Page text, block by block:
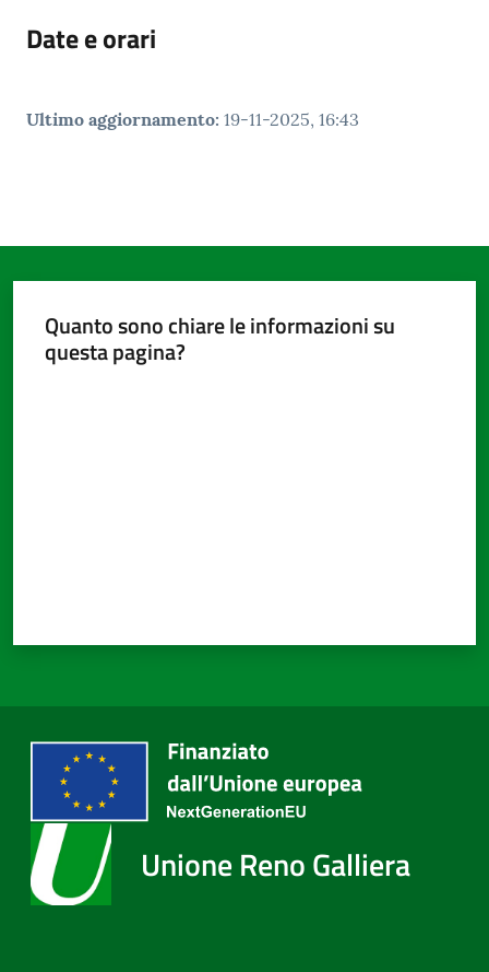
Date e orari
Ultimo aggiornamento: 19-11-2025, 16:43
Quanto sono chiare le informazioni su
questa pagina?
Unione Reno Galliera